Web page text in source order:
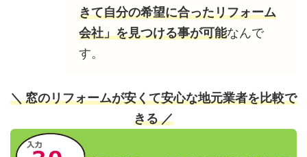
きて自分の希望に合ったリフォーム
会社」を見つける事が可能なんで
す。
＼ 窓のリフォームが安くて安心な地元業者を比較で
きる ／